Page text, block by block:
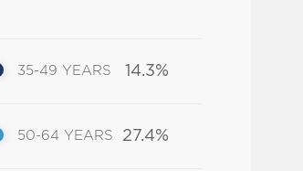
35-49 YEARS 14.3%
50-64 YEARS 27.4%